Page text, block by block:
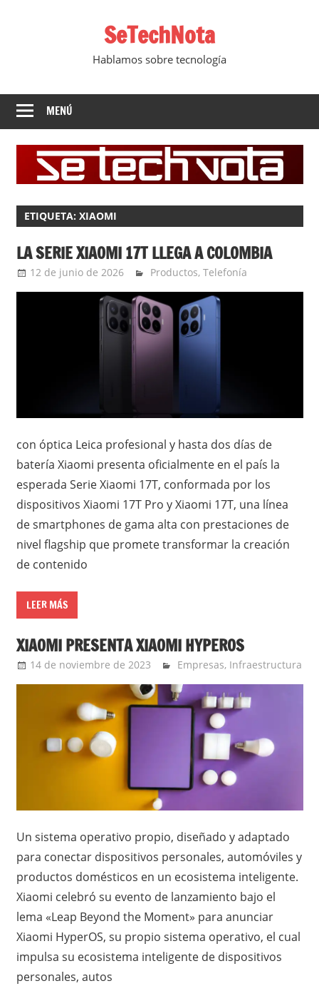
SeTechNota
Hablamos sobre tecnología
MENÚ
ETIQUETA: XIAOMI
LA SERIE XIAOMI 17T LLEGA A COLOMBIA
12 de junio de 2026 Ernesto Herrera
Productos, Telefonía
con óptica Leica profesional y hasta dos días de
batería Xiaomi presenta oficialmente en el país la
esperada Serie Xiaomi 17T, conformada por los
dispositivos Xiaomi 17T Pro y Xiaomi 17T, una línea
de smartphones de gama alta con prestaciones de
nivel flagship que promete transformar la creación
de contenido
LEER MÁS
XIAOMI PRESENTA XIAOMI HYPEROS
14 de noviembre de 2023 Ernesto Herrera
Empresas, Infraestructura
Un sistema operativo propio, diseñado y adaptado
para conectar dispositivos personales, automóviles y
productos domésticos en un ecosistema inteligente.
Xiaomi celebró su evento de lanzamiento bajo el
lema «Leap Beyond the Moment» para anunciar
Xiaomi HyperOS, su propio sistema operativo, el cual
impulsa su ecosistema inteligente de dispositivos
personales, autos